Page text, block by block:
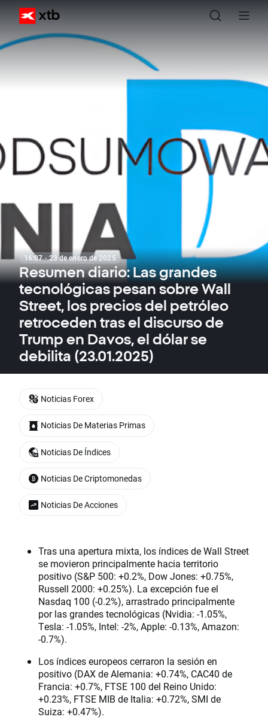
16:07 · 23 de enero de 2025
Resumen diario: Las grandes
tecnológicas pesan sobre Wall
Street, los precios del petróleo
retroceden tras el discurso de
Trump en Davos, el dólar se
debilita (23.01.2025)
Tras una apertura mixta, los índices de Wall Street
se movieron principalmente hacia territorio
positivo (S&P 500: +0.2%, Dow Jones: +0.75%,
Russell 2000: +0.25%). La excepción fue el
Nasdaq 100 (-0.2%), arrastrado principalmente
por las grandes tecnológicas (Nvidia: -1.05%,
Tesla: -1.05%, Intel: -2%, Apple: -0.13%, Amazon:
-0.7%).
Los índices europeos cerraron la sesión en
positivo (DAX de Alemania: +0.74%, CAC40 de
Francia: +0.7%, FTSE 100 del Reino Unido:
+0.23%, FTSE MIB de Italia: +0.72%, SMI de
Suiza: +0.47%).
Noticias Forex
Noticias De Materias Primas
Noticias De Índices
Noticias De Criptomonedas
Noticias De Acciones